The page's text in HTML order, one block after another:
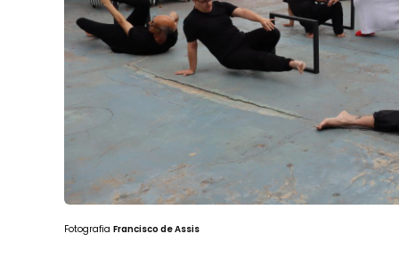
Fotografia Francisco de Assis